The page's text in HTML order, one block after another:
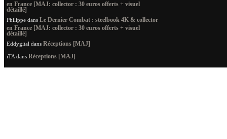
en France [MAJ: collector : 30 euros offerts + visuel
détaillé]
Philippe dans Le Dernier Combat : steelbook 4K & collector
en France [MAJ: collector : 30 euros offerts + visuel
détaillé]
Eddygital dans Réceptions [MAJ]
iTA dans Réceptions [MAJ]